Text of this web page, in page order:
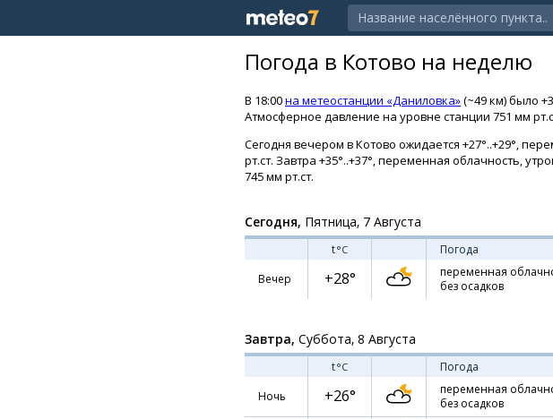
Погода в Котово на неделю
В 18:00на метеостанции «Даниловка»(~49 км) было
Атмосферное давление на уровне станции 751 мм
Сегодня вечером в Котово ожидается +27°..+29°,
рт.ст. Завтра +35°..+37°, переменная облачность,
745 мм рт.ст.
Сегодня, Пятница, 7 Августа
t°C Погода
Вечер
+28°
переменная
без осадков
Завтра, Суббота, 8 Августа
t°C Погода
Ночь
+26°
переменная
без осадков